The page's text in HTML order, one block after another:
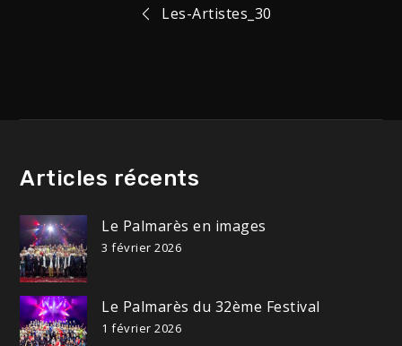
Navigation
l’article
Les-Artistes_30
Articles récents
Le Palmarès en images
3 février 2026
Le Palmarès du 32ème Festival
1 février 2026